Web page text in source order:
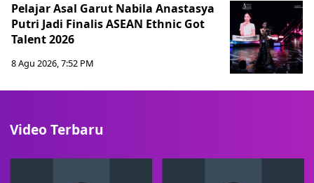
Pelajar Asal Garut Nabila Anastasya
Putri Jadi Finalis ASEAN Ethnic Got
Talent 2026
8 Agu 2026, 7:52 PM
Video Terbaru